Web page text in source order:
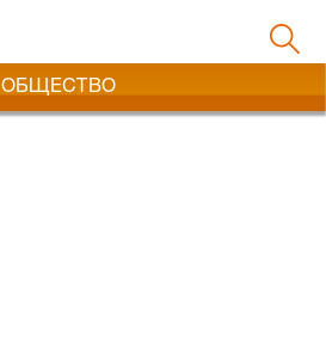
ОБЩЕСТВО